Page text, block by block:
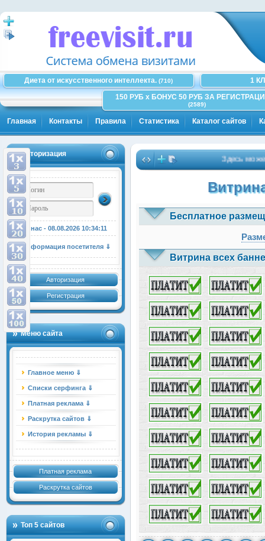
Диета от искусственного интеллекта. (710)
1
150 РУБ x БОНУС 50 РУБ ЗА
(2589)
Главная Контакты Правила Статистика Каталог сайтов
Авторизация
У нас - 08.08.2026 10:34:12
Информация посетителя ⇓
Авторизация
Регистрация
Меню сайта
Главное меню ⇓
Списки серфинга ⇓
Платная реклама ⇓
Раскрутка сайтов ⇓
История рекламы ⇓
Платная реклама
Раскрутка сайтов
Топ 5 сайтов
Здесь может
Бесплатное
Витрина всех